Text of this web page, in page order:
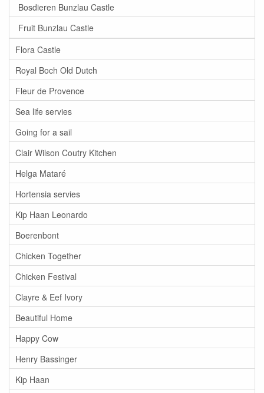
Bosdieren Bunzlau Castle
Fruit Bunzlau Castle
Flora Castle
Royal Boch Old Dutch
Fleur de Provence
Sea life servies
Going for a sail
Clair Wilson Coutry Kitchen
Helga Mataré
Hortensia servies
Kip Haan Leonardo
Boerenbont
Chicken Together
Chicken Festival
Clayre & Eef Ivory
Beautiful Home
Happy Cow
Henry Bassinger
Kip Haan